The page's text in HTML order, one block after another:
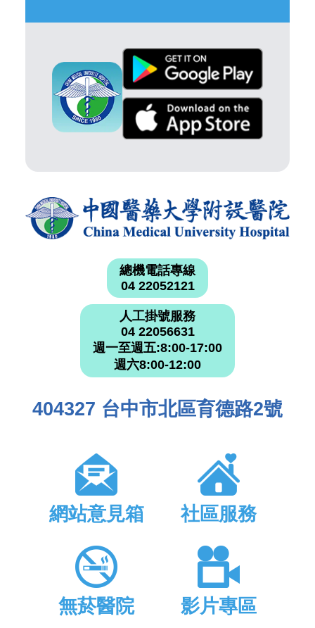
總機電話專線
04 22052121
人工掛號服務
04 22056631
週一至週五:8:00-17:00
週六8:00-12:00
404327 台中市北區育德路2號
網站意見箱 社區服務
無菸醫院 影片專區